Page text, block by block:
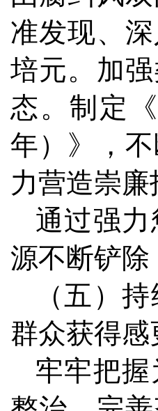
准发现、
培元。加
态。制定
年）》，
力营造崇
通过强
源不断铲
（五）
群众获得感
牢牢把